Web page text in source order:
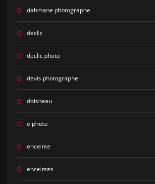
dahmane photographe
declic
declic photo
devis photographe
doisneau
e photo
enceinte
enceintes